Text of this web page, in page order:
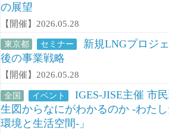
の展望
【開催】2026.05.28
東京都 セミナー
新規LNGプロジ
後の事業戦略
【開催】2026.05.28
全国 イベント
IGES-JISE主催 市
生図からなにがわかるのか -わた
環境と生活空間‐」